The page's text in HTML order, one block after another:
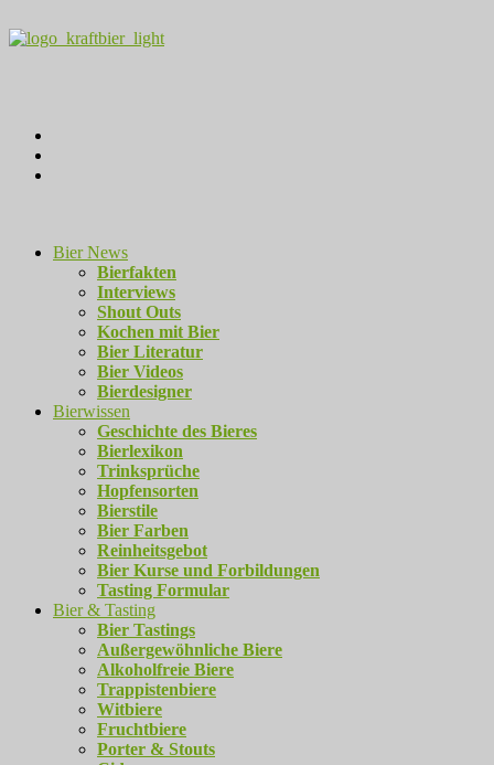
Bier News
Bierfakten
Interviews
Shout Outs
Kochen mit Bier
Bier Literatur
Bier Videos
Bierdesigner
Bierwissen
Geschichte des Bieres
Bierlexikon
Trinksprüche
Hopfensorten
Bierstile
Bier Farben
Reinheitsgebot
Bier Kurse und Forbildungen
Tasting Formular
Bier & Tasting
Bier Tastings
Außergewöhnliche Biere
Alkoholfreie Biere
Trappistenbiere
Witbiere
Fruchtbiere
Porter & Stouts